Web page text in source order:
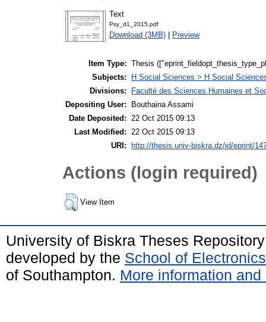
Text
Psy_d1_2015.pdf
Download (3MB) | Preview
Item Type: Thesis
Subjects:
H Social Sciences > H Social
Divisions:
Faculté des Sciences Humaines et
Depositing User:
Bouthaina Assami
Date Deposited: 22 Oct 2015 09:13
Last Modified: 22 Oct 2015 09:13
URI:
http://thesis.univ-biskra.dz/id/eprint/
Actions (login required)
View Item
University of Biskra Theses
developed by the School of
of Southampton. More information